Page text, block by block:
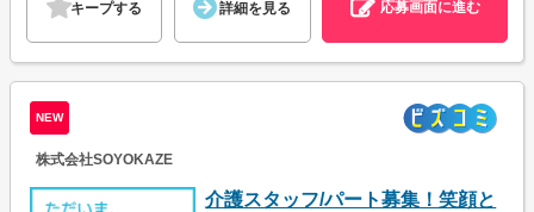
キープする 詳細を見る 応募画面に進む
NEW
株式会社SOYOKAZE
介護スタッフ/パート募集！笑顔と